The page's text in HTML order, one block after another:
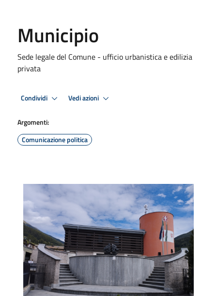
Municipio
Sede legale del Comune - ufficio urbanistica e edilizia
privata
Condividi Vedi azioni
Argomenti:
Comunicazione politica